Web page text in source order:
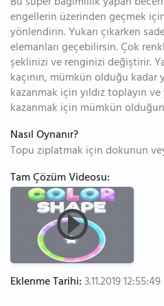
engellerin üzerinden geçmek
yönlendirin. Yukarı çıkarken
elemanları geçebilirsin. Çok
şeklinizi ve renginizi değiştirir.
kaçının, mümkün olduğu kadar
kazanmak için yıldız toplayın
kazanmak için mümkün
Nasıl Oynanır?
Topu zıplatmak için dokunun
Tam Çözüm Videosu:
Eklenme Tarihi:3.11.2019 12:55:49